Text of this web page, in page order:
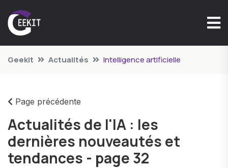
Geekit Actualités Intelligence artificielle
Page précédente
Actualités de l'IA : les
dernières nouveautés et
tendances - page 32